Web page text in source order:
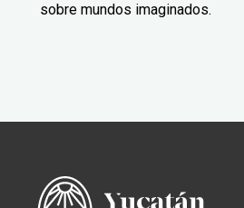
sobre mundos imaginados.